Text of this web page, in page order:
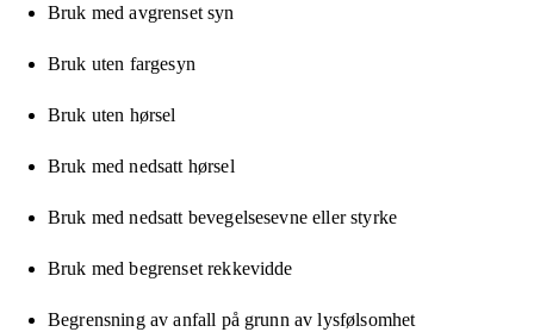
Bruk med avgrenset syn
Bruk uten fargesyn
Bruk uten hørsel
Bruk med nedsatt hørsel
Bruk med nedsatt bevegelsesevne eller styrke
Bruk med begrenset rekkevidde
Begrensning av anfall på grunn av lysfølsomhet